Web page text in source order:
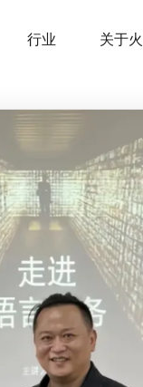
行业 关于